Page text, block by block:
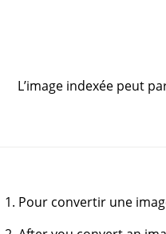
L’image indexée peut
Pour convertir une